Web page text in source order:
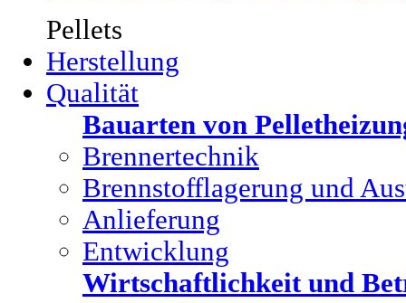
Pellets
Herstellung
Qualität
Bauarten von
Brennertechnik
Brennstofflagerung und
Anlieferung
Entwicklung
Wirtschaftlichkeit und